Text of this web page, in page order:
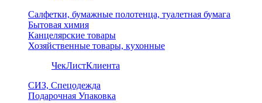
Салфетки, бумажные полотенца, туалетная бумага
Бытовая химия
Канцелярские товары
Хозяйственные товары, кухонные
ЧекЛистКлиента
СИЗ, Спецодежда
Подарочная Упаковка